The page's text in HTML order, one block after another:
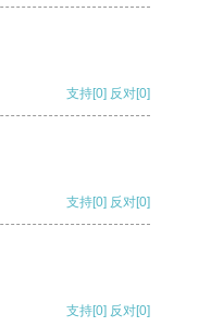
支持[0] 反对[0]
支持[0] 反对[0]
支持[0] 反对[0]